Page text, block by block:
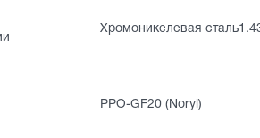
Хромоникелевая
PPO-GF20 (Noryl)